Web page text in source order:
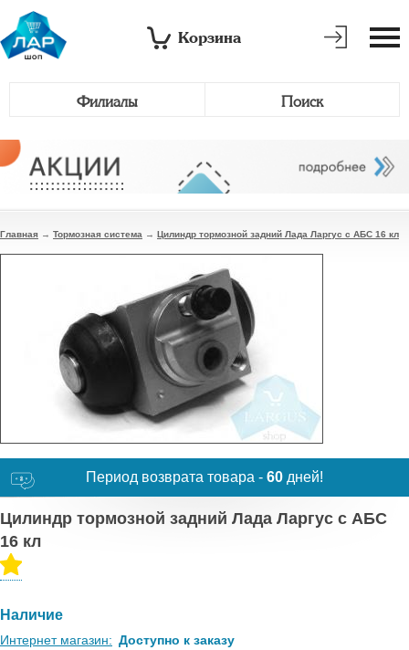
Корзина
Филиалы Поиск
Главная → Тормозная система → Цилиндр тормозной задний Лада Ларгус с АБС 16 кл
Период возврата товара - 60 дней!
Цилиндр тормозной задний Лада Ларгус с АБС
16 кл
Наличие
Интернет магазин: Доступно к заказу